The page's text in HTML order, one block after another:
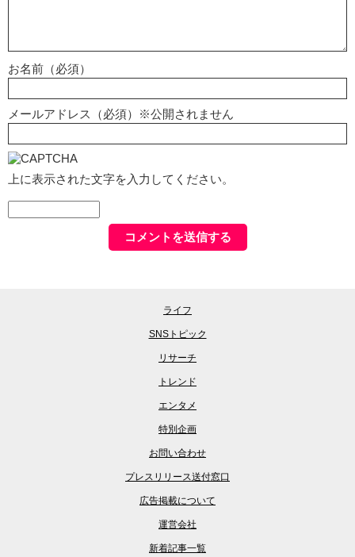
お名前（必須）
メールアドレス（必須）※公開されません
上に表示された文字を入力してください。
ライフ
SNSトピック
リサーチ
トレンド
エンタメ
特別企画
お問い合わせ
プレスリリース送付窓口
広告掲載について
運営会社
新着記事一覧